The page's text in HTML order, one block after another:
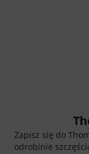
Zapisz się do
odrobinie